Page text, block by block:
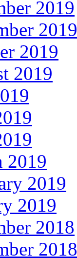
2019
2019
2019
2019
2019
2019
2019
2018
2018